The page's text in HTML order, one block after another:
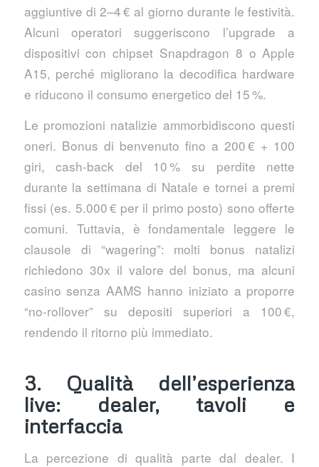
aggiuntive di 2–4 € al giorno durante le festività.
Alcuni operatori suggeriscono l’upgrade a
dispositivi con chipset Snapdragon 8 o Apple
A15, perché migliorano la decodifica hardware
e riducono il consumo energetico del 15 %.
Le promozioni natalizie ammorbidiscono questi
oneri. Bonus di benvenuto fino a 200 € + 100
giri, cash‑back del 10 % su perdite nette
durante la settimana di Natale e tornei a premi
fissi (es. 5.000 € per il primo posto) sono offerte
comuni. Tuttavia, è fondamentale leggere le
clausole di “wagering”: molti bonus natalizi
richiedono 30x il valore del bonus, ma alcuni
casino senza AAMS hanno iniziato a proporre
“no‑rollover” su depositi superiori a 100 €,
rendendo il ritorno più immediato.
3. Qualità dell’esperienza
live: dealer, tavoli e
interfaccia
La percezione di qualità parte dal dealer. I